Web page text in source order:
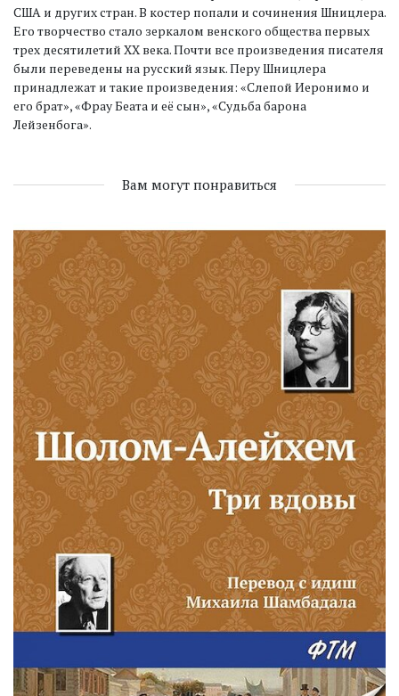
США и других стран. В костер попали и сочинения Шницлера.
Его творчество стало зеркалом венского общества первых
трех десятилетий ХХ века. Почти все произведения писателя
были переведены на русский язык. Перу Шницлера
принадлежат и такие произведения: «Слепой Иеронимо и
его брат», «Фрау Беата и её сын», «Судьба барона
Лейзенбога».
Вам могут понравиться